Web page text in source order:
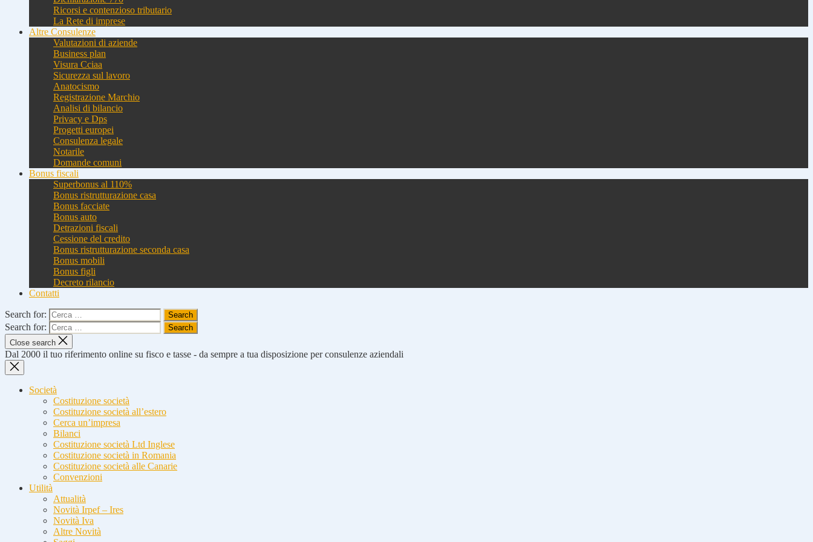
Ricorsi e contenzioso tributario
La Rete di imprese
Altre Consulenze
Valutazioni di aziende
Business plan
Visura Cciaa
Sicurezza sul lavoro
Anatocismo
Registrazione Marchio
Analisi di bilancio
Privacy e Dps
Progetti europei
Consulenza legale
Notarile
Domande comuni
Bonus fiscali
Superbonus al 110%
Bonus ristrutturazione casa
Bonus facciate
Bonus auto
Detrazioni fiscali
Cessione del credito
Bonus ristrutturazione seconda casa
Bonus mobili
Bonus figli
Decreto rilancio
Contatti
Search for:
Search for:
Close search
Dal 2000 il tuo riferimento online su fisco e tasse - da sempre a tua disposizione per consulenze aziendali
Società
Costituzione società
Costituzione società all’estero
Cerca un’impresa
Bilanci
Costituzione società Ltd Inglese
Costituzione società in Romania
Costituzione società alle Canarie
Convenzioni
Utilità
Attualità
Novità Irpef – Ires
Novità Iva
Altre Novità